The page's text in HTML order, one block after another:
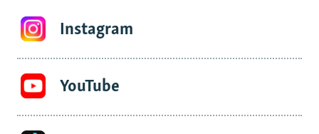
Instagram
YouTube